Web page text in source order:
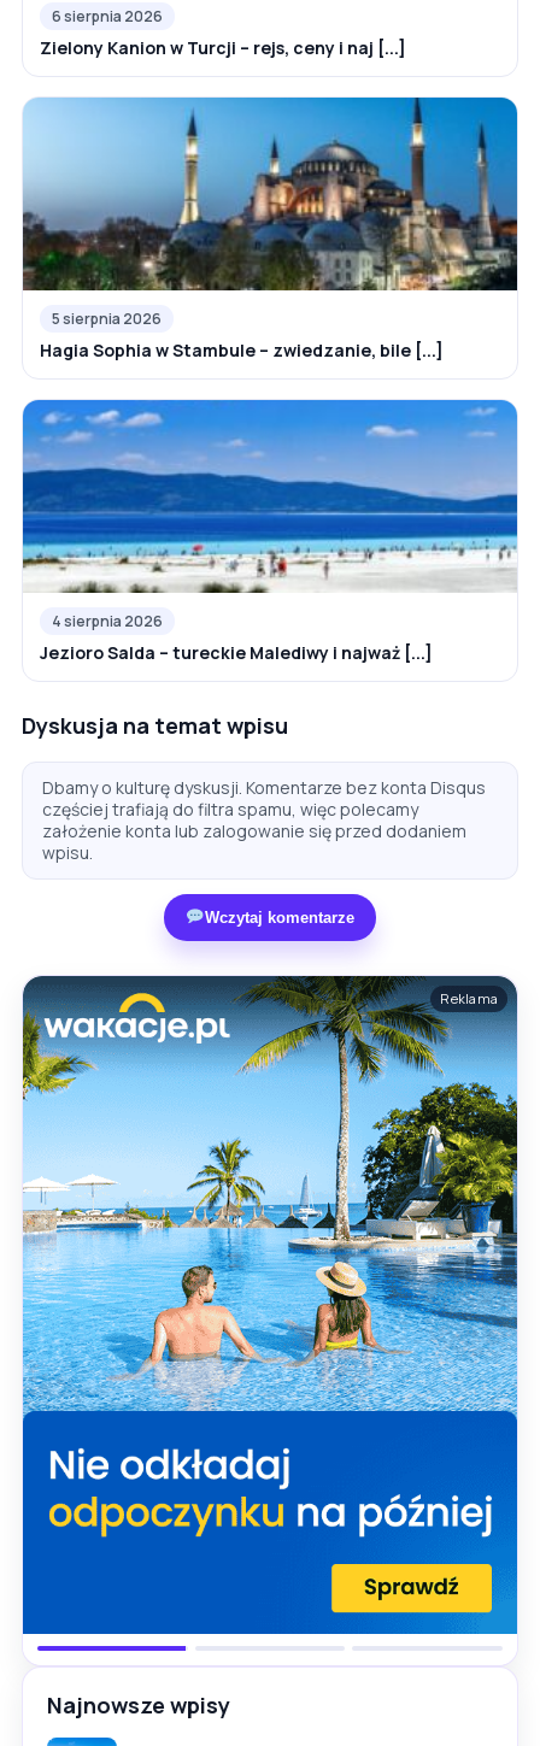
6 sierpnia 2026
Zielony Kanion w Turcji – rejs, ceny i naj [...]
5 sierpnia 2026
Hagia Sophia w Stambule – zwiedzanie, bile [...]
4 sierpnia 2026
Jezioro Salda – tureckie Malediwy i najważ [...]
Dyskusja na temat wpisu
Dbamy o kulturę dyskusji. Komentarze bez konta Disqus
częściej trafiają do filtra spamu, więc polecamy
założenie konta lub zalogowanie się przed dodaniem
wpisu.
Wczytaj komentarze
Reklama
Najnowsze wpisy